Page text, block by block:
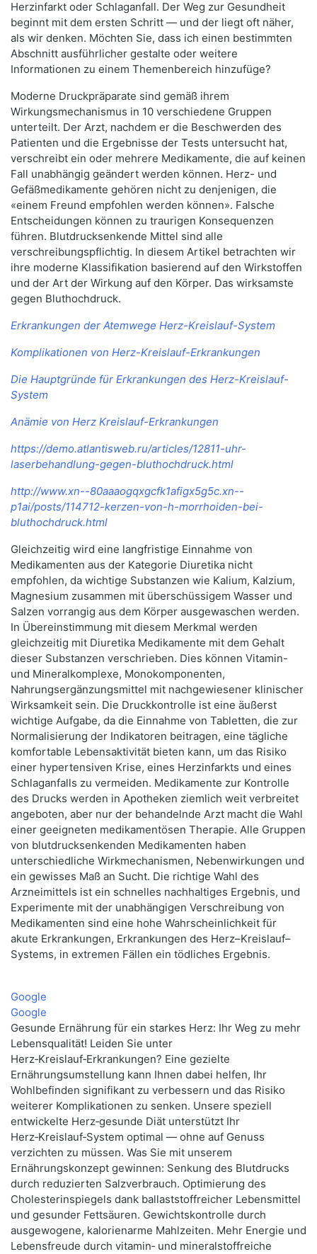
Herzinfarkt oder Schlaganfall. Der Weg zur Gesundheit
beginnt mit dem ersten Schritt — und der liegt oft näher,
als wir denken. Möchten Sie, dass ich einen bestimmten
Abschnitt ausführlicher gestalte oder weitere
Informationen zu einem Themenbereich hinzufüge?
Moderne Druckpräparate sind gemäß ihrem
Wirkungsmechanismus in 10 verschiedene Gruppen
unterteilt. Der Arzt, nachdem er die Beschwerden des
Patienten und die Ergebnisse der Tests untersucht hat,
verschreibt ein oder mehrere Medikamente, die auf keinen
Fall unabhängig geändert werden können. Herz- und
Gefäßmedikamente gehören nicht zu denjenigen, die
«einem Freund empfohlen werden können». Falsche
Entscheidungen können zu traurigen Konsequenzen
führen. Blutdrucksenkende Mittel sind alle
verschreibungspflichtig. In diesem Artikel betrachten wir
ihre moderne Klassifikation basierend auf den Wirkstoffen
und der Art der Wirkung auf den Körper. Das wirksamste
gegen Bluthochdruck.
Erkrankungen der Atemwege Herz-Kreislauf-System
Komplikationen von Herz-Kreislauf-Erkrankungen
Die Hauptgründe für Erkrankungen des Herz-Kreislauf-
System
Anämie von Herz Kreislauf-Erkrankungen
https://demo.atlantisweb.ru/articles/12811-uhr-
laserbehandlung-gegen-bluthochdruck.html
http://www.xn--80aaaogqxgcfk1afigx5g5c.xn--
p1ai/posts/114712-kerzen-von-h-morrhoiden-bei-
bluthochdruck.html
Gleichzeitig wird eine langfristige Einnahme von
Medikamenten aus der Kategorie Diuretika nicht
empfohlen, da wichtige Substanzen wie Kalium, Kalzium,
Magnesium zusammen mit überschüssigem Wasser und
Salzen vorrangig aus dem Körper ausgewaschen werden.
In Übereinstimmung mit diesem Merkmal werden
gleichzeitig mit Diuretika Medikamente mit dem Gehalt
dieser Substanzen verschrieben. Dies können Vitamin-
und Mineralkomplexe, Monokomponenten,
Nahrungsergänzungsmittel mit nachgewiesener klinischer
Wirksamkeit sein. Die Druckkontrolle ist eine äußerst
wichtige Aufgabe, da die Einnahme von Tabletten, die zur
Normalisierung der Indikatoren beitragen, eine tägliche
komfortable Lebensaktivität bieten kann, um das Risiko
einer hypertensiven Krise, eines Herzinfarkts und eines
Schlaganfalls zu vermeiden. Medikamente zur Kontrolle
des Drucks werden in Apotheken ziemlich weit verbreitet
angeboten, aber nur der behandelnde Arzt macht die Wahl
einer geeigneten medikamentösen Therapie. Alle Gruppen
von blutdrucksenkenden Medikamenten haben
unterschiedliche Wirkmechanismen, Nebenwirkungen und
ein gewisses Maß an Sucht. Die richtige Wahl des
Arzneimittels ist ein schnelles nachhaltiges Ergebnis, und
Experimente mit der unabhängigen Verschreibung von
Medikamenten sind eine hohe Wahrscheinlichkeit für
akute Erkrankungen, Erkrankungen des Herz–Kreislauf–
Systems, in extremen Fällen ein tödliches Ergebnis.
Google
Google
Gesunde Ernährung für ein starkes Herz: Ihr Weg zu mehr
Lebensqualität! Leiden Sie unter
Herz‑Kreislauf‑Erkrankungen? Eine gezielte
Ernährungsumstellung kann Ihnen dabei helfen, Ihr
Wohlbefinden signifikant zu verbessern und das Risiko
weiterer Komplikationen zu senken. Unsere speziell
entwickelte Herz‑gesunde Diät unterstützt Ihr
Herz‑Kreislauf‑System optimal — ohne auf Genuss
verzichten zu müssen. Was Sie mit unserem
Ernährungskonzept gewinnen: Senkung des Blutdrucks
durch reduzierten Salzverbrauch. Optimierung des
Cholesterinspiegels dank ballaststoffreicher Lebensmittel
und gesunder Fettsäuren. Gewichtskontrolle durch
ausgewogene, kalorienarme Mahlzeiten. Mehr Energie und
Lebensfreude durch vitamin‑ und mineralstoffreiche